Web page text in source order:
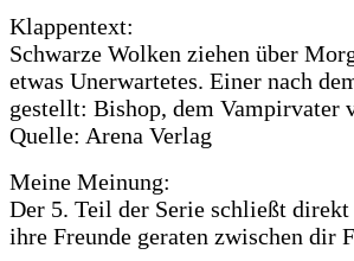
Klappentext:
Schwarze Wolken ziehen über
etwas Unerwartetes. Einer nach
gestellt: Bishop, dem Vampirvater
Quelle: Arena Verlag
Meine Meinung:
Der 5. Teil der Serie schließt
ihre Freunde geraten zwischen dir